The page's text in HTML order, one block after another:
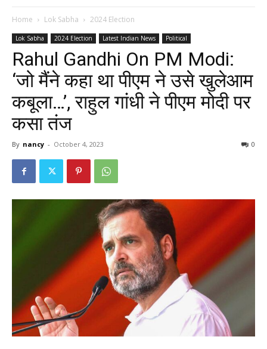
Home Lok Sabha 2024 Election
Lok Sabha 2024 Election Latest Indian News Political
Rahul Gandhi On PM Modi:
‘जो मैंने कहा था पीएम ने उसे खुलेआम
कबूला…’, राहुल गांधी ने पीएम मोदी पर
कसा तंज
By nancy - October 4, 2023 0